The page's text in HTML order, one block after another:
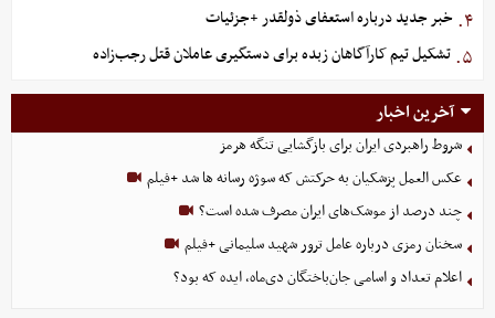
۴. خبر جدید درباره استعفای ذولقدر +جزئیات
۵. تشکیل تیم کارآگاهان زبده برای دستگیری عاملان قتل رجب‌زاده
آخرین اخبار
شروط راهبردی ایران برای بازگشایی تنگه هرمز
عکس العمل پزشکیان به حرکتش که سوژه رسانه ها شد +فیلم
چند درصد از موشک‌های ایران مصرف شده است؟
سخنان رمزی درباره عامل ترور شهید سلیمانی +فیلم
اعلام تعداد و اسامی جان‌باختگان دی‌ماه، ایده که بود؟